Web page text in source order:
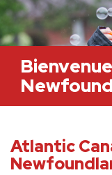
Atlantic